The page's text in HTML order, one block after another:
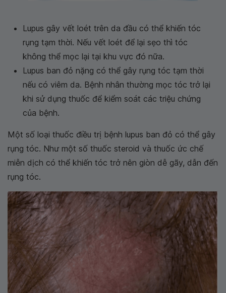
Lupus gây vết loét trên da đầu có thể khiến tóc
rụng tạm thời. Nếu vết loét để lại sẹo thì tóc
không thể mọc lại tại khu vực đó nữa.
Lupus ban đỏ nặng có thể gây rụng tóc tạm thời
nếu có viêm da. Bệnh nhân thường mọc tóc trở lại
khi sử dụng thuốc để kiểm soát các triệu chứng
của bệnh.
Một số loại thuốc điều trị bệnh lupus ban đỏ có thể gây
rụng tóc. Như một số thuốc steroid và thuốc ức chế
miễn dịch có thể khiến tóc trở nên giòn dễ gãy, dẫn đến
rụng tóc.